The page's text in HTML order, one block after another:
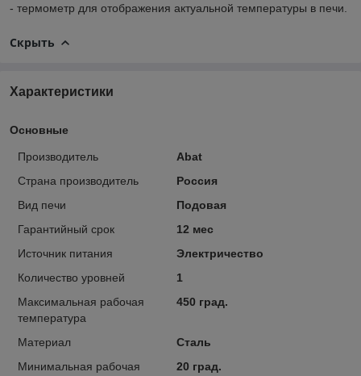
- термометр для отображения актуальной температуры в печи.
Скрыть
Характеристики
Основные
Производитель
Abat
Страна производитель
Россия
Вид печи
Подовая
Гарантийный срок
12 мес
Источник питания
Электричество
Количество уровней
1
Максимальная рабочая
температура
450 град.
Материал
Сталь
Минимальная рабочая
20 град.